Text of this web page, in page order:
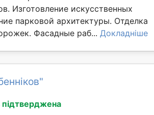
Изготовление искусственных
парковой архитектуры. Отделка
Фасадные раб... Докладніше
підтверджена